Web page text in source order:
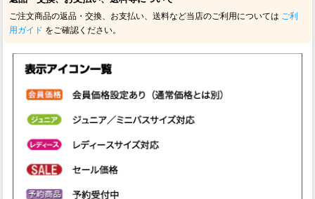
ご注文商品の返品・交換、お支払い、送料など当店のご利用については ご利
用ガイド をご確認ください。